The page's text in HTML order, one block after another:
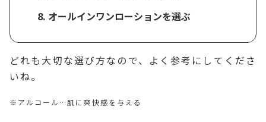
オールインワンローションを選ぶ
どれも大切な選び方なので、よく参考にしてくださ
いね。
※アルコール…肌に爽快感を与える